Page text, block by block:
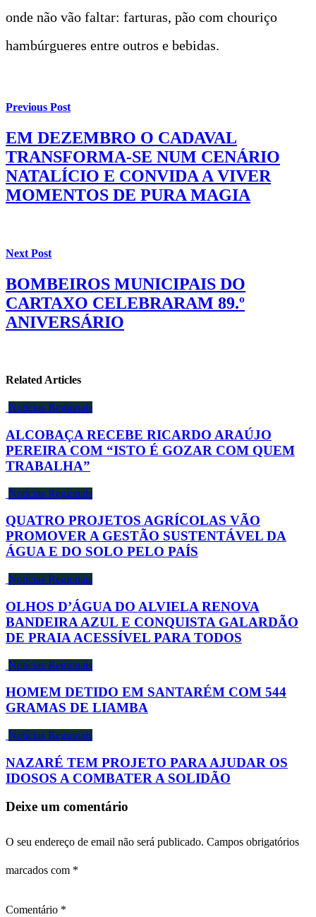
onde não vão faltar: farturas, pão com chouriço
hambúrgueres entre outros e bebidas.
Previous Post
EM DEZEMBRO O CADAVAL
TRANSFORMA-SE NUM CENÁRIO
NATALÍCIO E CONVIDA A VIVER
MOMENTOS DE PURA MAGIA
Next Post
BOMBEIROS MUNICIPAIS DO
CARTAXO CELEBRARAM 89.º
ANIVERSÁRIO
Related Articles
Notícias Regionais
ALCOBAÇA RECEBE RICARDO ARAÚJO
PEREIRA COM “ISTO É GOZAR COM QUEM
TRABALHA”
Notícias Regionais
QUATRO PROJETOS AGRÍCOLAS VÃO
PROMOVER A GESTÃO SUSTENTÁVEL DA
ÁGUA E DO SOLO PELO PAÍS
Notícias Regionais
OLHOS D’ÁGUA DO ALVIELA RENOVA
BANDEIRA AZUL E CONQUISTA GALARDÃO
DE PRAIA ACESSÍVEL PARA TODOS
Notícias Regionais
HOMEM DETIDO EM SANTARÉM COM 544
GRAMAS DE LIAMBA
Notícias Regionais
NAZARÉ TEM PROJETO PARA AJUDAR OS
IDOSOS A COMBATER A SOLIDÃO
Deixe um comentário
O seu endereço de email não será publicado. Campos obrigatórios
marcados com *
Comentário *